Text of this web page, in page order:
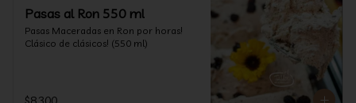
Pasas al Ron 550 ml
Pasas Maceradas en Ron por horas!
Clásico de clásicos! (550 ml)